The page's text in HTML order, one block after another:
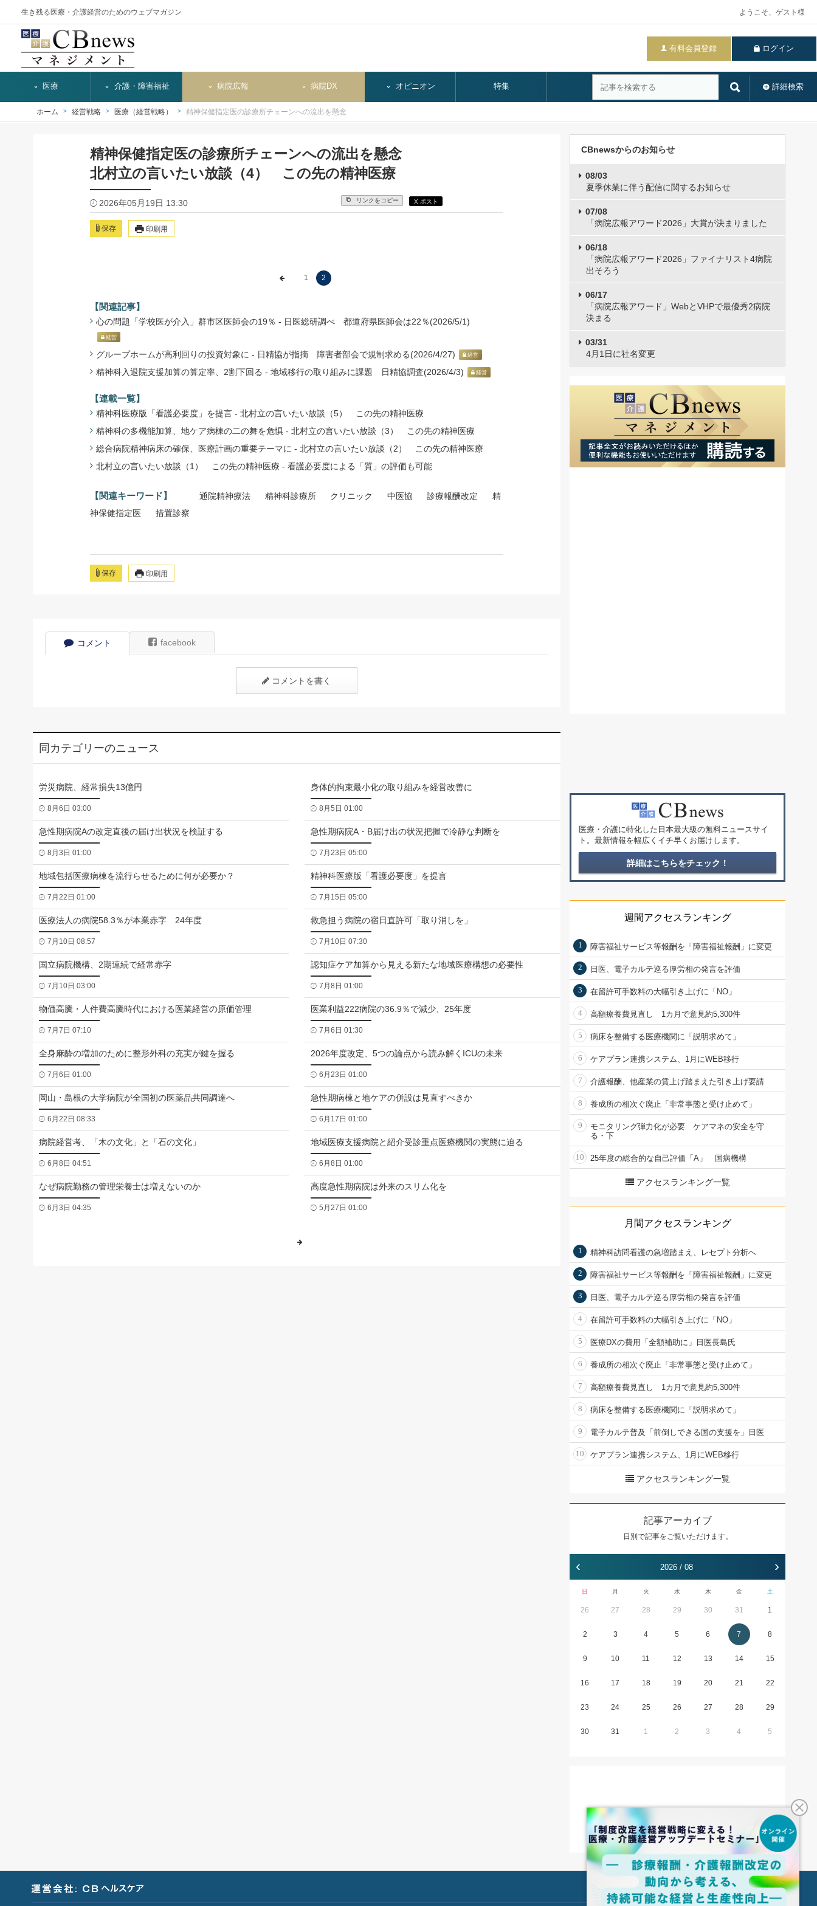
生き残る医療・介護経営のためのウェブマガジン ようこそ、ゲスト様
有料会員登録 ログイン
詳細検索
医療 介護・障害福祉 病院広報 病院DX オピニオン 特集
ホーム 経営戦略 医療（経営戦略） 精神保健指定医の診療所チェーンへの流出を懸念
精神保健指定医の診療所チェーンへの流出を懸念
北村立の言いたい放談（4） この先の精神医療
2026年05月19日 13:30 リンクをコピー X ポスト
保存 印刷用
1 2
【関連記事】
心の問題「学校医が介入」群市区医師会の19％ - 日医総研調べ 都道府県医師会は22％(2026/5/1)
経営
グループホームが高利回りの投資対象に - 日精協が指摘 障害者部会で規制求める(2026/4/27) 経営
精神科入退院支援加算の算定率、2割下回る - 地域移行の取り組みに課題 日精協調査(2026/4/3) 経営
【連載一覧】
精神科医療版「看護必要度」を提言 - 北村立の言いたい放談（5） この先の精神医療
精神科の多機能加算、地ケア病棟の二の舞を危惧 - 北村立の言いたい放談（3） この先の精神医療
総合病院精神病床の確保、医療計画の重要テーマに - 北村立の言いたい放談（2） この先の精神医療
北村立の言いたい放談（1） この先の精神医療 - 看護必要度による「質」の評価も可能
【関連キーワード】 通院精神療法 精神科診療所 クリニック 中医協 診療報酬改定
精
神保健指定医
措置診察
保存 印刷用
コメント facebook
コメントを書く
同カテゴリーのニュース
労災病院、経常損失13億円
8月6日 03:00
身体的拘束最小化の取り組みを経営改善に
8月5日 01:00
急性期病院Aの改定直後の届け出状況を検証する
8月3日 01:00
急性期病院A・B届け出の状況把握で冷静な判断を
7月23日 05:00
地域包括医療病棟を流行らせるために何が必要か？
7月22日 01:00
精神科医療版「看護必要度」を提言
7月15日 05:00
医療法人の病院58.3％が本業赤字 24年度
7月10日 08:57
救急担う病院の宿日直許可「取り消しを」
7月10日 07:30
国立病院機構、2期連続で経常赤字
7月10日 03:00
認知症ケア加算から見える新たな地域医療構想の必要性
7月8日 01:00
物価高騰・人件費高騰時代における医業経営の原価管理
7月7日 07:10
医業利益222病院の36.9％で減少、25年度
7月6日 01:30
全身麻酔の増加のために整形外科の充実が鍵を握る
7月6日 01:00
2026年度改定、5つの論点から読み解くICUの未来
6月23日 01:00
岡山・島根の大学病院が全国初の医薬品共同調達へ
6月22日 08:33
急性期病棟と地ケアの併設は見直すべきか
6月17日 01:00
病院経営考、「木の文化」と「石の文化」
6月8日 04:51
地域医療支援病院と紹介受診重点医療機関の実態に迫る
6月8日 01:00
なぜ病院勤務の管理栄養士は増えないのか
6月3日 04:35
高度急性期病院は外来のスリム化を
5月27日 01:00
CBnewsからのお知らせ
08/03
夏季休業に伴う配信に関するお知らせ
07/08
「病院広報アワード2026」大賞が決まりました
06/18
「病院広報アワード2026」ファイナリスト4病院
出そろう
06/17
「病院広報アワード」WebとVHPで最優秀2病院
決まる
03/31
4月1日に社名変更
医療・介護に特化した日本最大級の無料ニュースサイ
ト。最新情報を幅広くイチ早くお届けします。
詳細はこちらをチェック！
週間アクセスランキング
1 障害福祉サービス等報酬を「障害福祉報酬」に変更
2 日医、電子カルテ巡る厚労相の発言を評価
3 在留許可手数料の大幅引き上げに「NO」
4 高額療養費見直し 1カ月で意見約5,300件
5 病床を整備する医療機関に「説明求めて」
6 ケアプラン連携システム、1月にWEB移行
7 介護報酬、他産業の賃上げ踏まえた引き上げ要請
8 養成所の相次ぐ廃止「非常事態と受け止めて」
9
モニタリング弾力化が必要 ケアマネの安全を守
る・下
10 25年度の総合的な自己評価「A」 国病機構
アクセスランキング一覧
月間アクセスランキング
1 精神科訪問看護の急増踏まえ、レセプト分析へ
2 障害福祉サービス等報酬を「障害福祉報酬」に変更
3 日医、電子カルテ巡る厚労相の発言を評価
4 在留許可手数料の大幅引き上げに「NO」
5 医療DXの費用「全額補助に」日医長島氏
6 養成所の相次ぐ廃止「非常事態と受け止めて」
7 高額療養費見直し 1カ月で意見約5,300件
8 病床を整備する医療機関に「説明求めて」
9 電子カルテ普及「前倒しできる国の支援を」日医
10 ケアプラン連携システム、1月にWEB移行
アクセスランキング一覧
記事アーカイブ
日別で記事をご覧いただけます。
‹ 2026 / 08 ›
日 月 火 水 木 金 土
26 27 28 29 30 31 1
2 3 4 5 6 7 8
9 10 11 12 13 14 15
16 17 18 19 20 21 22
23 24 25 26 27 28 29
30 31 1 2 3 4 5